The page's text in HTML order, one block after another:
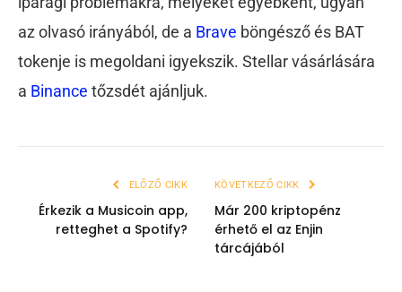
az olvasó irányából, de a Brave böngésző és BAT
tokenje is megoldani igyekszik. Stellar vásárlására
a Binance tőzsdét ajánljuk.
ELŐZŐ CIKK
Érkezik a Musicoin app,
retteghet a Spotify?
KÖVETKEZŐ CIKK
Már 200 kriptopénz
érhető el az Enjin
tárcájából